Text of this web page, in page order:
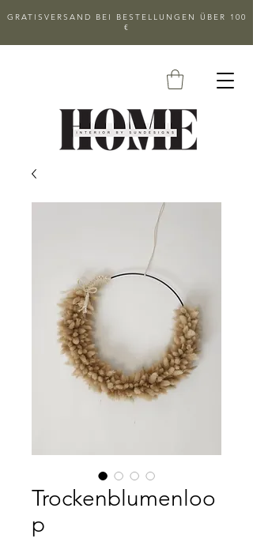
GRATISVERSAND BEI BESTELLUNGEN ÜBER 100
€
Trockenblumenloo
p